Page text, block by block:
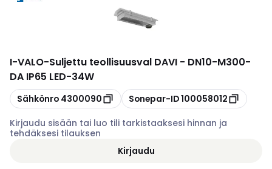
I-VALO-Suljettu teollisuusval DAVI - DN10-M300-
DA IP65 LED-34W
Kopioi
Sähkönro 4300090 Kopioi
Sonepar-ID100058012
Kirjaudu sisään tai luo tili tarkistaaksesi hinnan ja
tehdäksesi tilauksen
Kirjaudu